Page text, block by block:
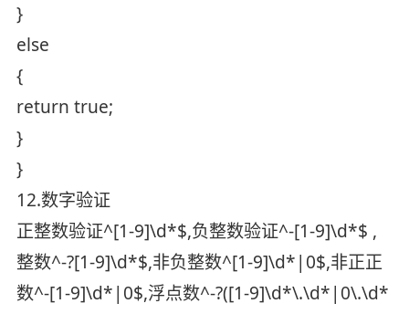
}
else
{
return true;
}
}
12.数字验证
正整数验证^[1-9]\d*$,负整数验证^-[1-9]\d*$ ,
整数^-?[1-9]\d*$,非负整数^[1-9]\d*|0$,非正正
数^-[1-9]\d*|0$,浮点数^-?([1-9]\d*\.\d*|0\.\d*